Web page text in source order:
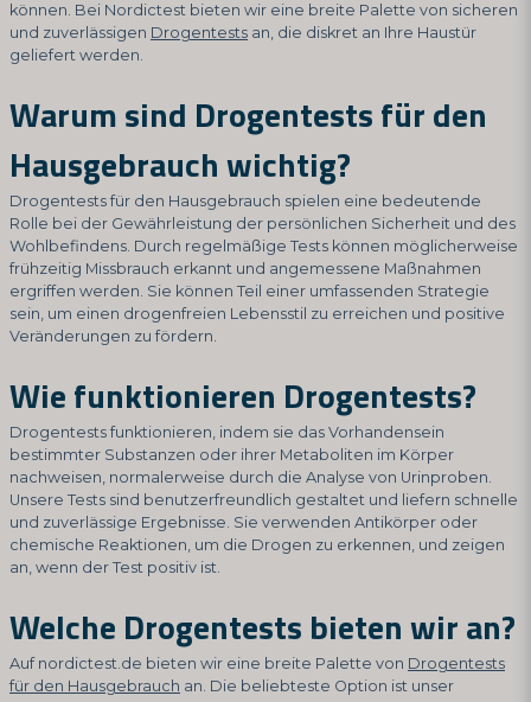
können. Bei Nordictest bieten wir eine breite Palette von sicheren
und zuverlässigen Drogentests an, die diskret an Ihre Haustür
geliefert werden.
Warum sind Drogentests für den
Hausgebrauch wichtig?
Drogentests für den Hausgebrauch spielen eine bedeutende
Rolle bei der Gewährleistung der persönlichen Sicherheit und des
Wohlbefindens. Durch regelmäßige Tests können möglicherweise
frühzeitig Missbrauch erkannt und angemessene Maßnahmen
ergriffen werden. Sie können Teil einer umfassenden Strategie
sein, um einen drogenfreien Lebensstil zu erreichen und positive
Veränderungen zu fördern.
Wie funktionieren Drogentests?
Drogentests funktionieren, indem sie das Vorhandensein
bestimmter Substanzen oder ihrer Metaboliten im Körper
nachweisen, normalerweise durch die Analyse von Urinproben.
Unsere Tests sind benutzerfreundlich gestaltet und liefern schnelle
und zuverlässige Ergebnisse. Sie verwenden Antikörper oder
chemische Reaktionen, um die Drogen zu erkennen, und zeigen
an, wenn der Test positiv ist.
Welche Drogentests bieten wir an?
Auf nordictest.de bieten wir eine breite Palette von Drogentests
für den Hausgebrauch an. Die beliebteste Option ist unser